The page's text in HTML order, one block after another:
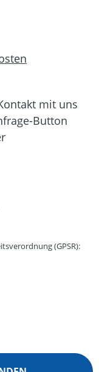
mit uns
Button
(GPSR):